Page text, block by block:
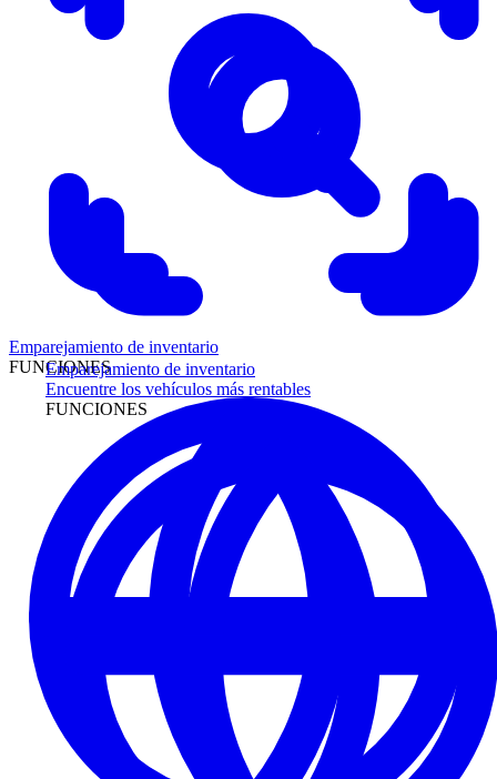
Emparejamiento de inventario
Encuentre los vehículos más rentables
FUNCIONES
Emparejamiento de inventario
FUNCIONES